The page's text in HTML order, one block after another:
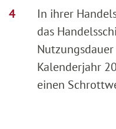
In ihrer
das
Kalenderjahr
einen